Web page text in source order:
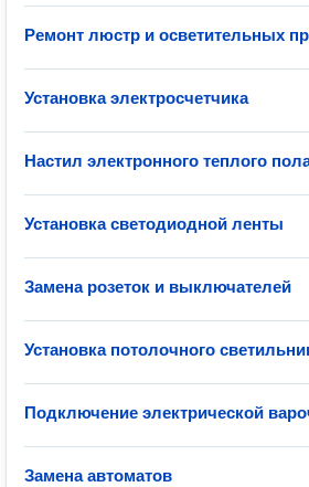
Ремонт люстр и осветительных
Установка электросчетчика
Настил электронного теплого
Установка светодиодной ленты
Замена розеток и выключателей
Установка потолочного
Подключение электрической
Замена автоматов